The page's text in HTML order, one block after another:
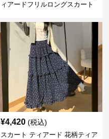
ィアードフリルロングスカート
¥4,420 (税込)
スカート ティアード 花柄ティア